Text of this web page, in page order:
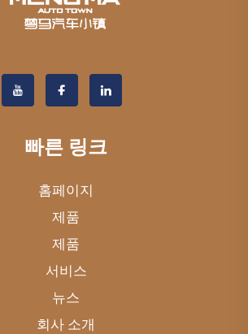
빠른 링크
홈페이지
제품
제품
서비스
뉴스
회사 소개